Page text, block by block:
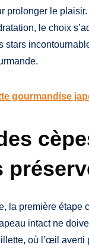
prolonger le
le choix
gourmandise
la première
intact ne
où l’œil